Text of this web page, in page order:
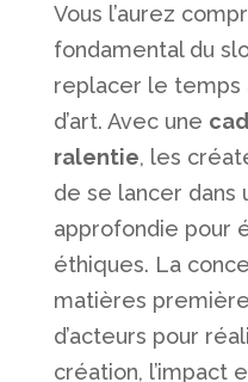
Vous l’aurez
fondamental du
replacer le
d’art. Avec une
ralentie, les
de se lancer dans
approfondie pour
éthiques. La
matières
d’acteurs pour
création, l’impact